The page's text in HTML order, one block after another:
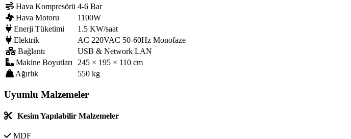
Hava Kompresörü 4-6 Bar
Hava Motoru
1100W
Enerji Tüketimi
1.5 KW/saat
Elektrik
AC 220VAC 50-60Hz Monofaze
Bağlantı
USB & Network LAN
Makine Boyutları
245 × 195 × 110 cm
Ağırlık
550 kg
Uyumlu Malzemeler
Kesim Yapılabilir Malzemeler
MDF